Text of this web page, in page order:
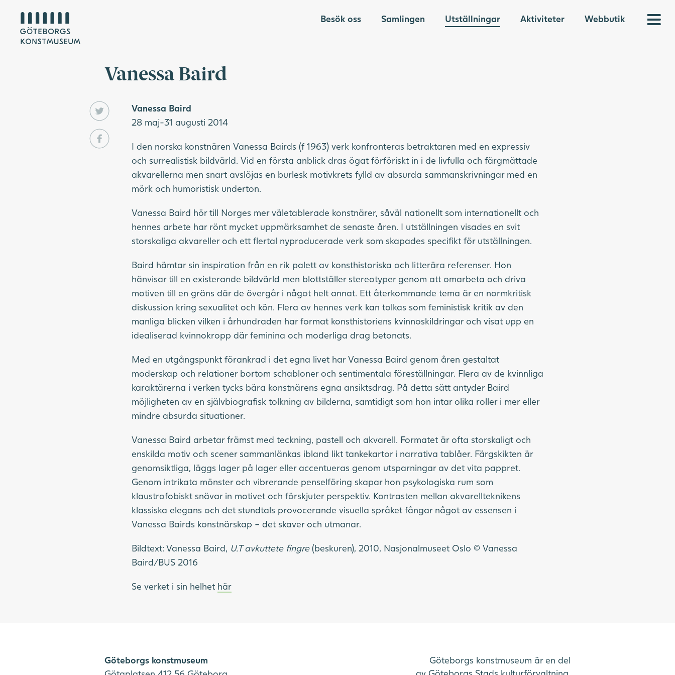
Besök oss Samlingen Utställningar Aktiviteter Webbutik
Vanessa Baird
Vanessa Baird
28 maj-31 augusti 2014
I den norska konstnären Vanessa Bairds (f 1963) verk konfronteras betraktaren med en expressiv
och surrealistisk bildvärld. Vid en första anblick dras ögat förföriskt in i de livfulla och färgmättade
akvarellerna men snart avslöjas en burlesk motivkrets fylld av absurda sammanskrivningar med en
mörk och humoristisk underton.
Vanessa Baird hör till Norges mer väletablerade konstnärer, såväl nationellt som internationellt och
hennes arbete har rönt mycket uppmärksamhet de senaste åren. I utställningen visades en svit
storskaliga akvareller och ett flertal nyproducerade verk som skapades specifikt för utställningen.
Baird hämtar sin inspiration från en rik palett av konsthistoriska och litterära referenser. Hon
hänvisar till en existerande bildvärld men blottställer stereotyper genom att omarbeta och driva
motiven till en gräns där de övergår i något helt annat. Ett återkommande tema är en normkritisk
diskussion kring sexualitet och kön. Flera av hennes verk kan tolkas som feministisk kritik av den
manliga blicken vilken i århundraden har format konsthistoriens kvinnoskildringar och visat upp en
idealiserad kvinnokropp där feminina och moderliga drag betonats.
Med en utgångspunkt förankrad i det egna livet har Vanessa Baird genom åren gestaltat
moderskap och relationer bortom schabloner och sentimentala föreställningar. Flera av de kvinnliga
karaktärerna i verken tycks bära konstnärens egna ansiktsdrag. På detta sätt antyder Baird
möjligheten av en självbiografisk tolkning av bilderna, samtidigt som hon intar olika roller i mer eller
mindre absurda situationer.
Vanessa Baird arbetar främst med teckning, pastell och akvarell. Formatet är ofta storskaligt och
enskilda motiv och scener sammanlänkas ibland likt tankekartor i narrativa tablåer. Färgskikten är
genomsiktliga, läggs lager på lager eller accentueras genom utsparningar av det vita pappret.
Genom intrikata mönster och vibrerande penselföring skapar hon psykologiska rum som
klaustrofobiskt snävar in motivet och förskjuter perspektiv. Kontrasten mellan akvarellteknikens
klassiska elegans och det stundtals provocerande visuella språket fångar något av essensen i
Vanessa Bairds konstnärskap – det skaver och utmanar.
Bildtext: Vanessa Baird, U.T avkuttete fingre(beskuren), 2010, Nasjonalmuseet Oslo © Vanessa
Baird/BUS 2016
Se verket i sin helhet här
Göteborgs konstmuseum
Göteborgs konstmuseum är en del